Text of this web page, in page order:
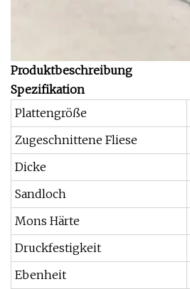
Produktbeschreibung
Spezifikation
Plattengröße
Zugeschnittene Fliese
Dicke
Sandloch
Mons Härte
Druckfestigkeit
Ebenheit